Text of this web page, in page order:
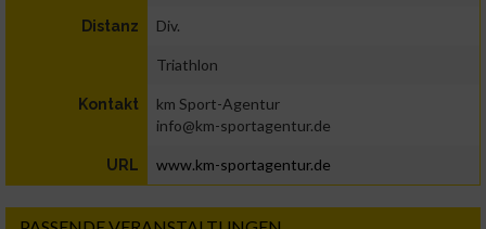
Distanz Div.
Triathlon
Kontakt
km Sport-Agentur
info@km-sportagentur.de
URL www.km-sportagentur.de